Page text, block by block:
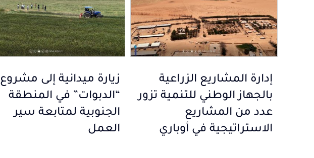
إدارة المشاريع الزراعية
بالجهاز الوطني للتنمية تزور
عدد من المشاريع
الاستراتيجية في أوباري
زيارة ميدانية إلى مشروع
“الدبوات” في المنطقة
الجنوبية لمتابعة سير
العمل